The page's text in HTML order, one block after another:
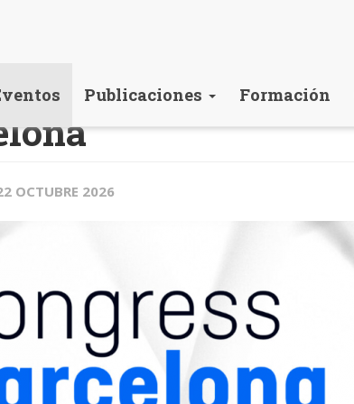
Publicaciones Formación
OCTUBRE 2026